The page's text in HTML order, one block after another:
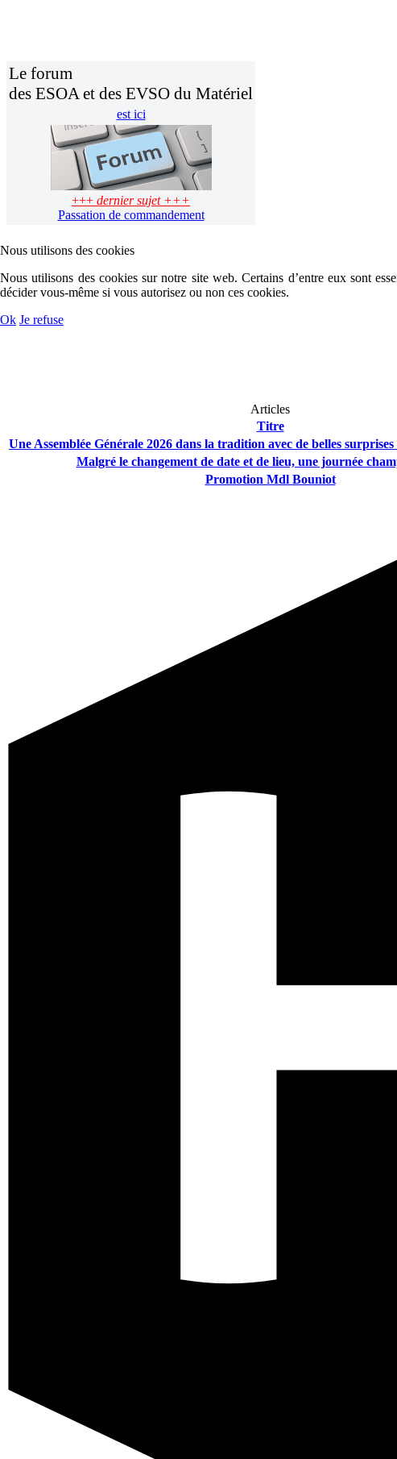
Le forum
des ESOA et des EVSO du Matériel
est ici
+++ dernier sujet +++
Passation de commandement
Articles
Titre
Une Assemblée Générale 2026 dans la tradition avec de belles surprises
Malgré le changement de date et de lieu, une journée
Promotion Mdl Bouniot
Nous utilisons des cookies
Nous utilisons des cookies sur notre site web. Certains d’entre eux sont
décider vous-même si vous autorisez ou non ces cookies.
Ok Je refuse